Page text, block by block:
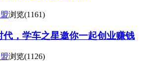
浏览(1161)
代，学车之星邀你一起创业赚钱
浏览(1126)